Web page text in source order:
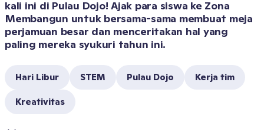
kali ini di Pulau Dojo! Ajak para siswa ke Zona
Membangun untuk bersama-sama membuat meja
perjamuan besar dan menceritakan hal yang
paling mereka syukuri tahun ini.
Hari Libur STEM Pulau Dojo Kerja tim
Kreativitas